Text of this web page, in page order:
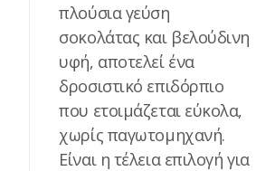
πλούσια γεύση
σοκολάτας και βελούδινη
υφή, αποτελεί ένα
δροσιστικό επιδόρπιο
που ετοιμάζεται εύκολα,
χωρίς παγωτομηχανή.
Είναι η τέλεια επιλογή για